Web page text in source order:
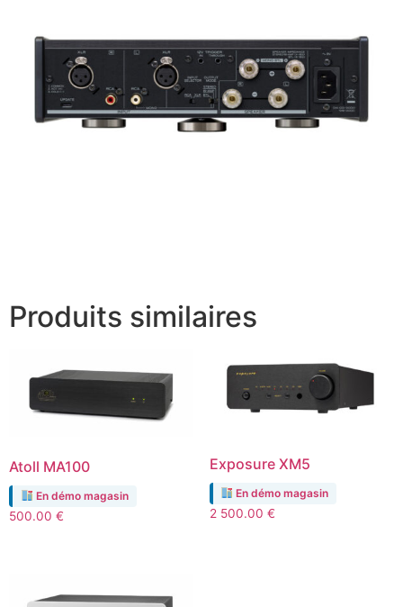
Produits similaires
Atoll MA100
En démo magasin
500.00 €
Exposure XM5
En démo magasin
2 500.00 €